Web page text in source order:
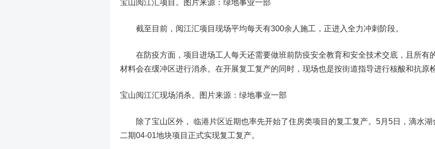
宝山阅江汇项目。图片来源：绿地事业一部
截至目前，阅江汇项目现场平均每天有300余人施工，正进入全力冲刺阶段。
在防疫方面，项目进场工人每天还需要做班前防疫安全教育和安全技术交底，且所有
材料会在缓冲区进行消杀。在开展复工复产的同时，现场也是按街道指导进行核酸和抗原
宝山阅江汇现场消杀。图片来源：绿地事业一部
除了宝山区外， 临港片区近期也率先开始了住房类项目的复工复产。5月5日，滴水湖
二期04-01地块项目正式实现复工复产。